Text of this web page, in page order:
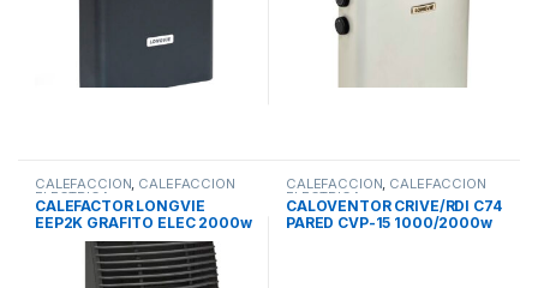
CALEFACCION, CALEFACCION
ELECTRICA
CALEFACTOR LONGVIE
EEP2K GRAFITO ELEC 2000w
TERMOSTATO TURBO-
CONVEC COL/APOY ALU
CALEFACCION, CALEFACCION
ELECTRICA
CALOVENTOR CRIVE/RDI C74
PARED CVP-15 1000/2000w